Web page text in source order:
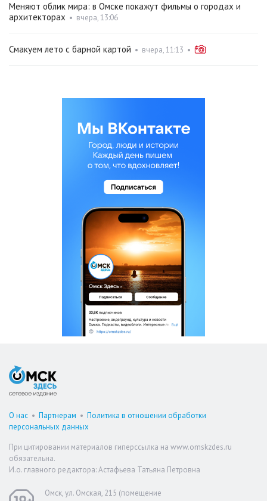
Меняют облик мира: в Омске покажут фильмы о городах и
архитекторах • вчера, 13:06
Смакуем лето с барной картой • вчера, 11:13 •
О нас • Партнерам • Политика в отношении обработки
персональных данных
При цитировании материалов гиперссылка на www.omskzdes.ru
обязательна.
И.о. главного редактора: Астафьева Татьяна Петровна
Омск, ул. Омская, 215 (помещение